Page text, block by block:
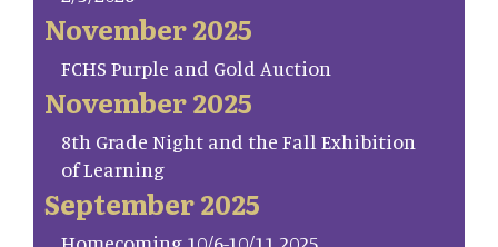
November 2025
FCHS Purple and Gold Auction
November 2025
8th Grade Night and the Fall Exhibition
of Learning
September 2025